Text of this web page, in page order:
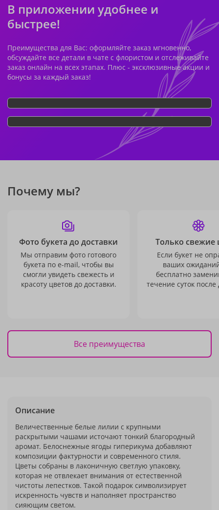
В приложении удобнее и
быстрее!
Преимущества для Вас: оформляйте заказ мгновенно,
обсуждайте все детали в чате с флористом и отслеживайте
заказ онлайн на всех этапах. Плюс - эксклюзивные акции и
бонусы за каждый заказ!
Почему мы?
Фото букета до доставки
Мы отправим фото готового
букета по e-mail, чтобы вы
смогли увидеть свежесть и
красоту цветов до доставки.
Только свежие
Если букет не
ваших
бесплатно
течение суток после
Все преимущества
Описание
Величественные белые лилии с крупными
раскрытыми чашами источают тонкий благородный
аромат. Белоснежные ягоды гиперикума добавляют
композиции фактурности и современного стиля.
Цветы собраны в лаконичную светлую упаковку,
которая не отвлекает внимания от естественной
чистоты лепестков. Такой подарок символизирует
искренность чувств и наполняет пространство
сияющим светом.